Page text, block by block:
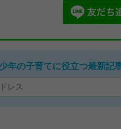
年の子育てに役立つ最新記